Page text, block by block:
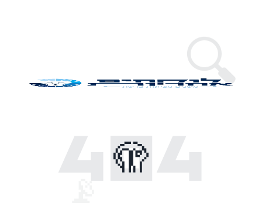
🔍
404
🫣